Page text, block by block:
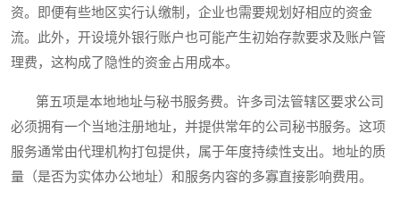
资。即便有些地区实行认缴制，企业也需要规划好相应的资金
流。此外，开设境外银行账户也可能产生初始存款要求及账户管
理费，这构成了隐性的资金占用成本。
第五项是本地地址与秘书服务费。许多司法管辖区要求公司
必须拥有一个当地注册地址，并提供常年的公司秘书服务。这项
服务通常由代理机构打包提供，属于年度持续性支出。地址的质
量（是否为实体办公地址）和服务内容的多寡直接影响费用。